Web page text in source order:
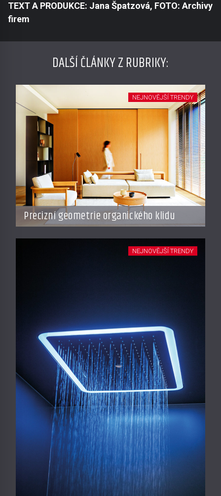
TEXT A PRODUKCE: Jana Špatzová, FOTO: Archivy
firem
DALŠÍ ČLÁNKY Z RUBRIKY:
Precizní geometrie organického klidu
NEJNOVĚJŠÍ TRENDY
NEJNOVĚJŠÍ TRENDY